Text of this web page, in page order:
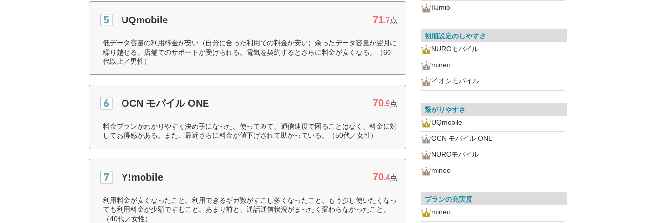
UQmobile 71.7点
低データ容量の利用料金が安い（自分に合った利用での料金が安い）余ったデータ容量が翌月に
繰り越せる。店舗でのサポートが受けられる。電気を契約するとさらに料金が安くなる。（60
代以上／男性）
OCN モバイル ONE 70.9点
料金プランがわかりやすく決め手になった。使ってみて、通信速度で困ることはなく、料金に対
してお得感がある。また、最近さらに料金が値下げされて助かっている。（50代／女性）
Y!mobile 70.4点
利用料金が安くなったこと。利用できるギガ数がすこし多くなったこと。もう少し使いたくなっ
ても利用料金が少額ですむこと。あまり前と、通話通信状況がまったく変わらなかったこと。
（40代／女性）
IIJmio
初期設定のしやすさ
NUROモバイル
mineo
イオンモバイル
繋がりやすさ
UQmobile
OCN モバイル ONE
NUROモバイル
mineo
プランの充実度
mineo